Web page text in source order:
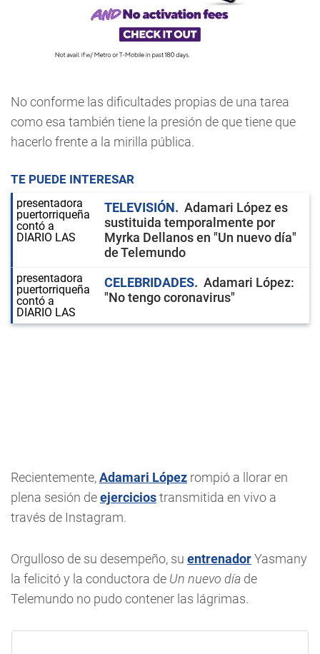
No conforme las dificultades propias de una tarea
como esa también tiene la presión de que tiene que
hacerlo frente a la mirilla pública.
TE PUEDE INTERESAR
TELEVISIÓN
Adamari López es
sustituida temporalmente por
Myrka Dellanos en "Un nuevo día"
de Telemundo
CELEBRIDADES
Adamari López:
"No tengo coronavirus"
Recientemente,Adamari López rompió a llorar en
plena sesión deejerciciostransmitida en vivo a
través de Instagram.
Orgulloso de su desempeño, su entrenadorYasmany
la felicitó y la conductora de Un nuevo día de
Telemundo no pudo contener las lágrimas.